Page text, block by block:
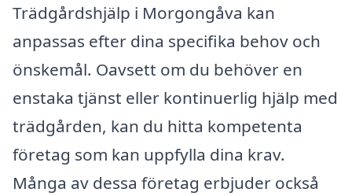
Trädgårdshjälp i Morgongåva kan
anpassas efter dina specifika behov och
önskemål. Oavsett om du behöver en
enstaka tjänst eller kontinuerlig hjälp med
trädgården, kan du hitta kompetenta
företag som kan uppfylla dina krav.
Många av dessa företag erbjuder också